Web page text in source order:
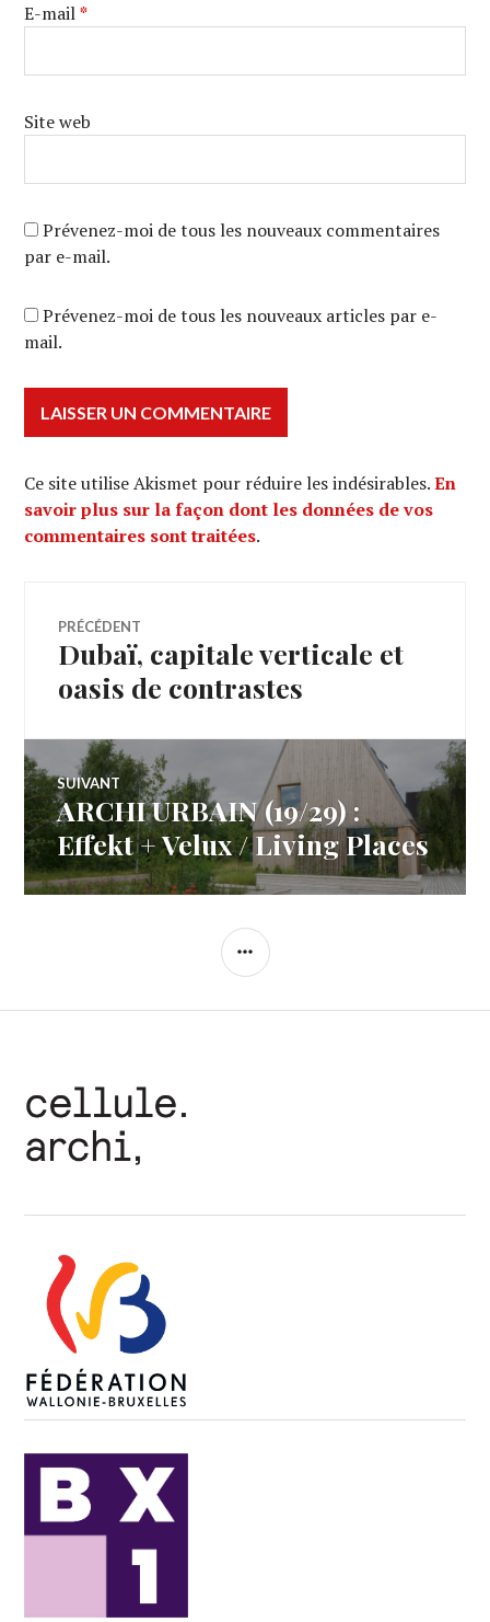
E-mail*
Site web
Prévenez-moi de tous les nouveaux commentaires
par e-mail.
Prévenez-moi de tous les nouveaux articles par e-
mail.
Ce site utilise Akismet pour réduire les indésirables.En
savoir plus sur la façon dont les données de vos
commentaires sont traitées.
Navigation
de
l’article
PRÉCÉDENT
Article
précédent :
Dubaï, capitale verticale et
oasis de contrastes
SUIVANT
Article
Suivant:
ARCHI URBAIN (19/29) :
Effekt + Velux / Living Places
COLONNE